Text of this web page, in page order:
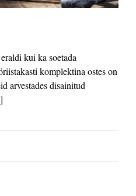
kui ka soetada
komplektina ostes on
arvestades disainitud